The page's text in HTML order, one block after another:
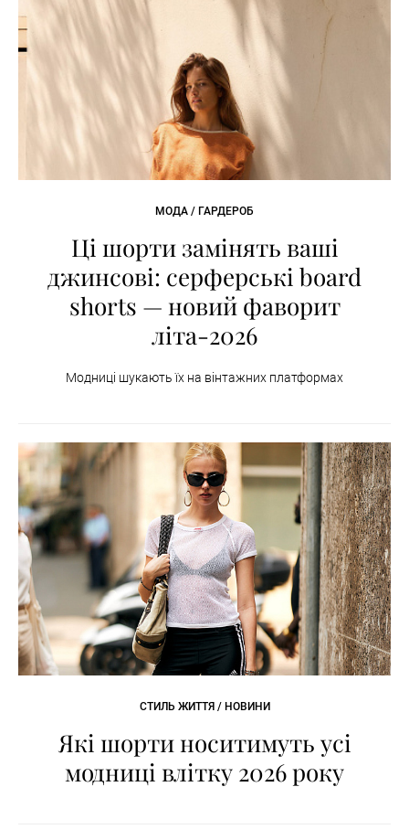
МОДА / ГАРДЕРОБ
Ці шорти замінять ваші
джинсові: серферські board
shorts — новий фаворит
літа-2026
Модниці шукають їх на вінтажних платформах
СТИЛЬ ЖИТТЯ / НОВИНИ
Які шорти носитимуть усі
модниці влітку 2026 року